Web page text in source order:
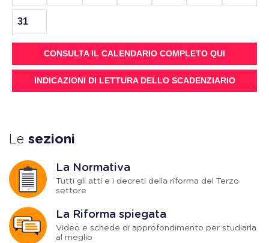
31
CONSULTA IL CALENDARIO COMPLETO QUI
INDICAZIONI DI LETTURA DELLO SCADENZIARIO
Le sezioni
La Normativa
Tutti gli atti e i decreti della riforma del Terzo
settore
La Riforma spiegata
Video e schede di approfondimento per studiarla
al meglio